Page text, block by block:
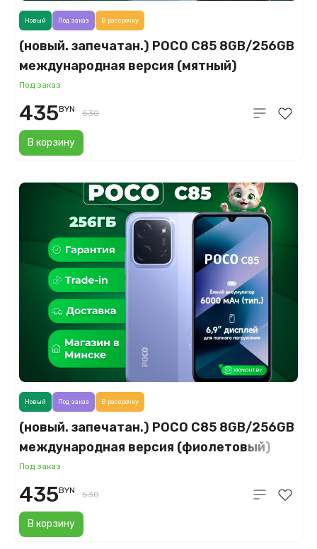
(новый. запечатан.) POCO C85 8GB/256GB
международная версия (мятный)
Под заказ
В корзину
Новый Под заказ В рассрочку
435BYN 530
(новый. запечатан.) POCO C85 8GB/256GB
международная версия (фиолетовый)
Под заказ
В корзину
Новый Под заказ В рассрочку
435BYN 530